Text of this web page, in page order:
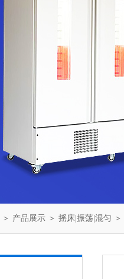
＞ 产品展示 ＞ 摇床|振荡|混匀 ＞